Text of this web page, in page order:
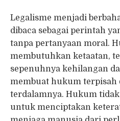
Legalisme menjadi
dibaca sebagai perintah
tanpa pertanyaan moral.
membutuhkan ketaatan,
sepenuhnya kehilangan
membuat hukum terpisah
terdalamnya. Hukum
untuk menciptakan